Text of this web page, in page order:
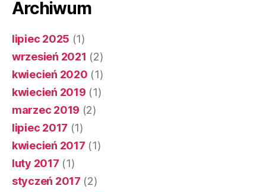
Archiwum
lipiec 2025 (1)
wrzesień 2021 (2)
kwiecień 2020 (1)
kwiecień 2019 (1)
marzec 2019 (2)
lipiec 2017 (1)
kwiecień 2017 (1)
luty 2017 (1)
styczeń 2017 (2)